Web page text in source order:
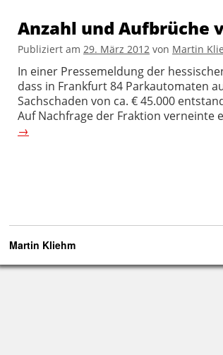
Anzahl und Aufbrüche
Publiziert am 29. März 2012 von Martin
In einer Pressemeldung der
dass in Frankfurt 84 Parkautomaten
Sachschaden von ca. € 45.000
Auf Nachfrage der Fraktion
→
Martin Kliehm